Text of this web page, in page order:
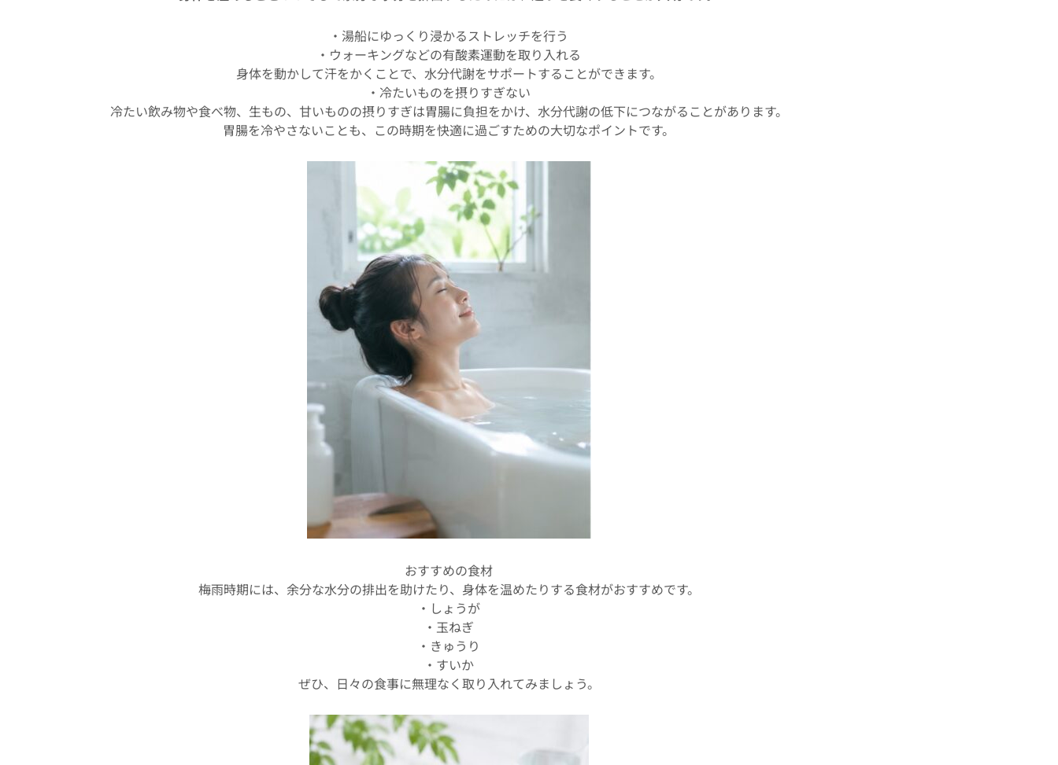
・湯船にゆっくり浸かるストレッチを行う
・ウォーキングなどの有酸素運動を取り入れる
身体を動かして汗をかくことで、水分代謝をサポートすることができます。
・冷たいものを摂りすぎない
冷たい飲み物や食べ物、生もの、甘いものの摂りすぎは胃腸に負担をかけ、水分代謝の低下につながることがあります。
胃腸を冷やさないことも、この時期を快適に過ごすための大切なポイントです。
おすすめの食材
梅雨時期には、余分な水分の排出を助けたり、身体を温めたりする食材がおすすめです。
・しょうが
・玉ねぎ
・きゅうり
・すいか
ぜひ、日々の食事に無理なく取り入れてみましょう。